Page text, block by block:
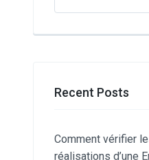
Recent Posts
Comment vérifier
réalisations d’une